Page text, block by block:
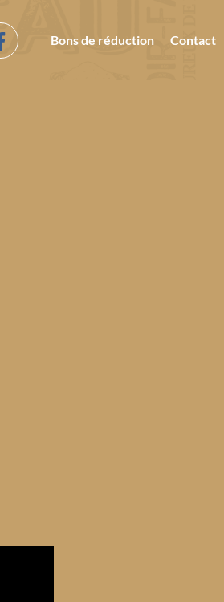
Bons de réduction Contact